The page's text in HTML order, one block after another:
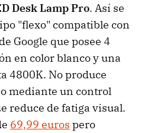
Desk Lamp Pro. Así se
"flexo" compatible con
Google que posee 4
en color blanco y una
4800K. No produce
mediante un control
reduce de fatiga visual.
69,99 euros pero